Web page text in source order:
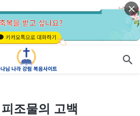
조물의 고백